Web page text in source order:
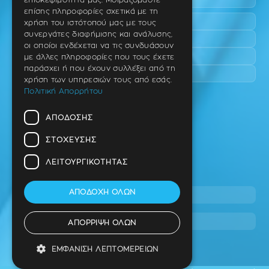
Περαία
Καλαμαριά
Πανόραμα
Χαριλάου
Ταβάκη – Θ. Λίτσα 10 (γωνία),
Θέρμη – Θεσσαλονίκη
T.K 57001
2310 46 10 44
info@stage.dimitrouli.gr
επίσης πληροφορίες σχετικά με τη
χρήση του ιστότοπού μας με τους
συνεργάτες διαφήμισης και ανάλυσης,
οι οποίοι ενδέχεται να τις συνδυάσουν
με άλλες πληροφορίες που τους έχετε
παράσχει ή που έχουν συλλέξει από τη
χρήση των υπηρεσιών τους από εσάς.
Πολιτική Απορρήτου
ΑΠΌΔΟΣΗΣ
ΣΤΌΧΕΥΣΗΣ
ΛΕΙΤΟΥΡΓΙΚΌΤΗΤΑΣ
ΑΠΟΔΟΧΉ ΌΛΩΝ
ΑΠΌΡΡΙΨΗ ΌΛΩΝ
ΕΜΦΆΝΙΣΗ ΛΕΠΤΟΜΕΡΕΙΏΝ